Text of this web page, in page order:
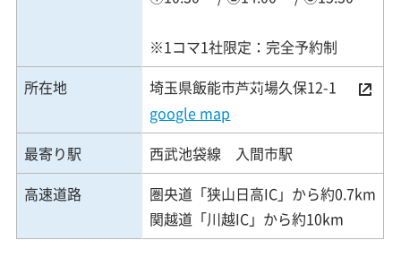
※1コマ1社限定：完全予約制
所在地
埼玉県飯能市芦苅場久保12-1
google map
最寄り駅
西武池袋線 入間市駅
高速道路
圏央道「狭山日高IC」から約0.7km
関越道「川越IC」から約10km